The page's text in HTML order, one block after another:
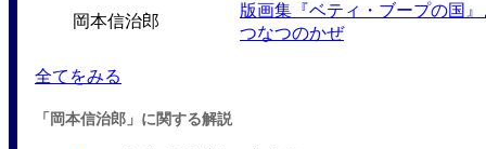
岡本信治郎
版画集『ベティ・ブープの国
つなつのかぜ
全てをみる
「岡本信治郎」に関する解説